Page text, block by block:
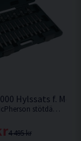
delar
Hylssats f.
Hylssats för McPherson stötdämpare från Bahco.
4 495 kr